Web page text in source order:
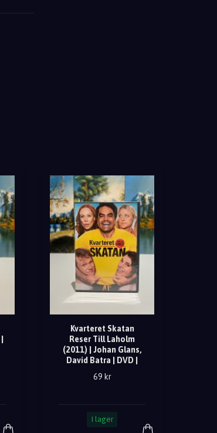
Kvarteret Skatan
Reser Till Laholm
(2011) | Johan Glans,
David Batra | DVD |
69 kr
I lager